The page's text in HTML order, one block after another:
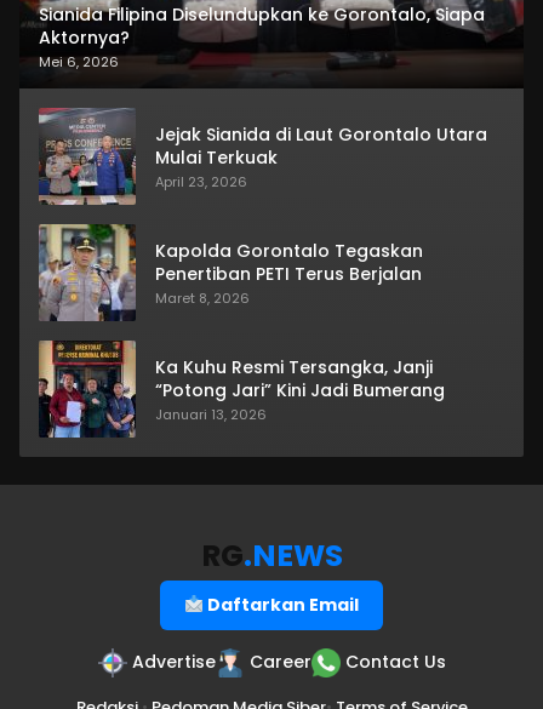
Sianida Filipina Diselundupkan ke Gorontalo, Siapa
Aktornya?
Mei 6, 2026
Jejak Sianida di Laut Gorontalo Utara
Mulai Terkuak
April 23, 2026
Kapolda Gorontalo Tegaskan
Penertiban PETI Terus Berjalan
Maret 8, 2026
Ka Kuhu Resmi Tersangka, Janji
“Potong Jari” Kini Jadi Bumerang
Januari 13, 2026
RG.NEWS
Daftarkan Email
Advertise Career Contact Us